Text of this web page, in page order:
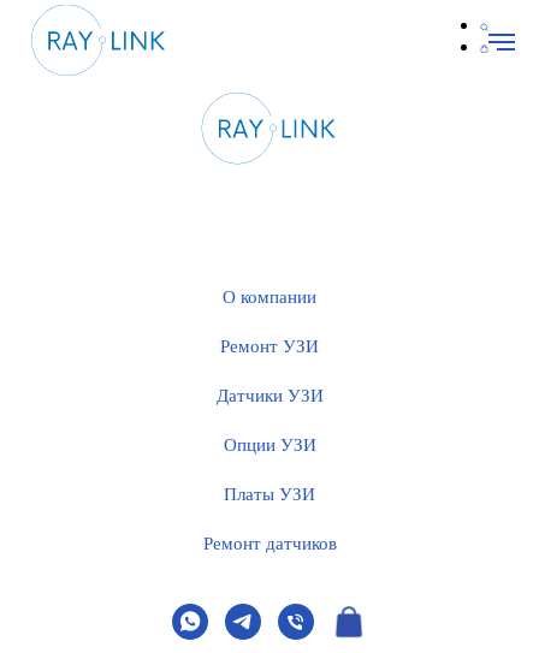
О компании
Ремонт УЗИ
Датчики УЗИ
Опции УЗИ
Платы УЗИ
Ремонт датчиков